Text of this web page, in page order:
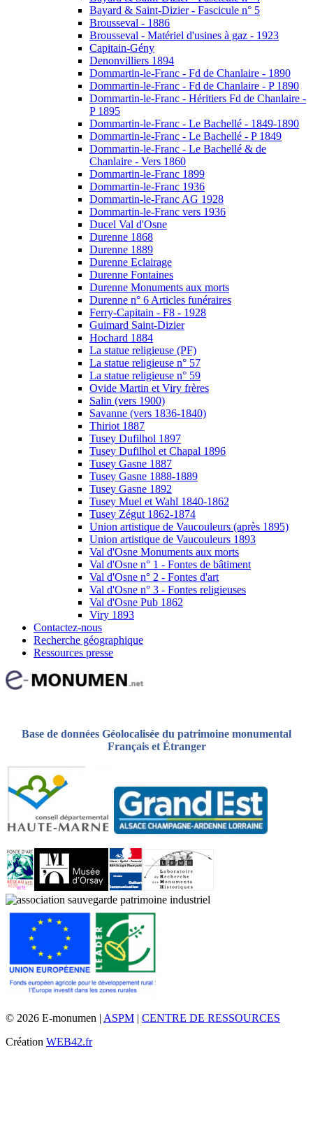
Bayard & Saint-Dizier - Fascicule n° 5
Brousseval - 1886
Brousseval - Matériel d'usines à gaz - 1923
Capitain-Gény
Denonvilliers 1894
Dommartin-le-Franc - Fd de Chanlaire - 1890
Dommartin-le-Franc - Fd de Chanlaire - P 1890
Dommartin-le-Franc - Héritiers Fd de Chanlaire -
P 1895
Dommartin-le-Franc - Le Bachellé - 1849-1890
Dommartin-le-Franc - Le Bachellé - P 1849
Dommartin-le-Franc - Le Bachellé & de
Chanlaire - Vers 1860
Dommartin-le-Franc 1899
Dommartin-le-Franc 1936
Dommartin-le-Franc AG 1928
Dommartin-le-Franc vers 1936
Ducel Val d'Osne
Durenne 1868
Durenne 1889
Durenne Eclairage
Durenne Fontaines
Durenne Monuments aux morts
Durenne n° 6 Articles funéraires
Ferry-Capitain - F8 - 1928
Guimard Saint-Dizier
Hochard 1884
La statue religieuse (PF)
La statue religieuse n° 57
La statue religieuse n° 59
Ovide Martin et Viry frères
Salin (vers 1900)
Savanne (vers 1836-1840)
Thiriot 1887
Tusey Dufilhol 1897
Tusey Dufilhol et Chapal 1896
Tusey Gasne 1887
Tusey Gasne 1888-1889
Tusey Gasne 1892
Tusey Muel et Wahl 1840-1862
Tusey Zégut 1862-1874
Union artistique de Vaucouleurs (après 1895)
Union artistique de Vaucouleurs 1893
Val d'Osne Monuments aux morts
Val d'Osne n° 1 - Fontes de bâtiment
Val d'Osne n° 2 - Fontes d'art
Val d'Osne n° 3 - Fontes religieuses
Val d'Osne Pub 1862
Viry 1893
Contactez-nous
Recherche géographique
Ressources presse
Base de données Géolocalisée du patrimoine monumental
Français et Étranger
© 2026 E-monumen | ASPM | CENTRE DE RESSOURCES
Création WEB42.fr